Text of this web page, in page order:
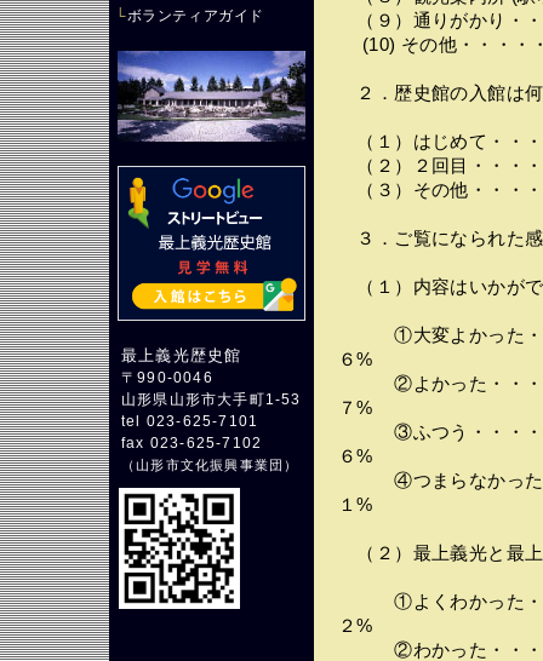
└ボランティアガイド
最上義光歴史館
〒990-0046
山形県山形市大手町1-53
tel 023-625-7101
fax 023-625-7102
（山形市文化振興事業団 ）
（９）通りがかり・
(10) その他・・・・
２．歴史館の入館は
（１）はじめて・・
（２）２回目・・・
（３）その他・・・
３．ご覧になられた
（１）内容はいかが
①大変よかった・・
６%
②よかった・・・・
７%
③ふつう・・・・・
６%
④つまらなかった・
１%
（２）最上義光と最
①よくわかった・・
２%
②わかった・・・・